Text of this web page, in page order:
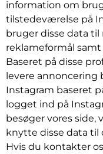
information om
tilstedeværelse på
bruger disse data
reklameformål
Baseret på disse
levere annoncering
Instagram baseret
logget ind på
besøger vores side,
knytte disse data
Hvis du kontakter